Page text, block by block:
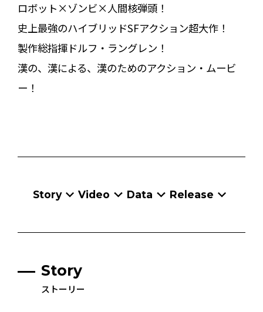
ロボット×ゾンビ×人間核弾頭！
史上最強のハイブリッドSFアクション超大作！
製作総指揮ドルフ・ラングレン！
漢の、漢による、漢のためのアクション・ムービ
ー！
Story Video Data Release
Story
ストーリー